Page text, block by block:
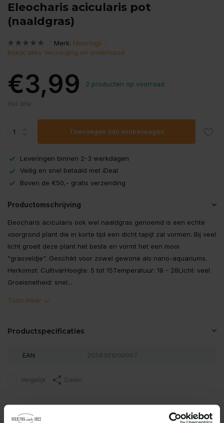
Eleocharis acicularis pot
(naaldgras)
Merk: Moerings
Bekijk alles Verzorging en onderhoud
€3,99 2 producten op voorraad
Incl. btw
Toevoegen aan winkelwagen
Leveringen binnen 2-3 werkdagen
Veilig en snel betaald met iDeal
Boven de €50,- gratis verzending
Productomschrijving
Eleocharis acicularis ook wel naaldgras genoemd is een echte
voorgrond plant die in korte tijd een dicht tapijt zal vormen. Bij veel
licht groeit deze plant het beste en vormt het een mooi
"grasveldje". Geschikt voor zowel gewone als nano-aquariums.
Herkomst: CultivarHoogte: 5 tot 15Temperatuur: 18 - 28Licht: veel
Groeisnelheid: snel...
Toon meer
Productspecificaties
EAN 2559301000007
Vergelijk Delen
Reviews